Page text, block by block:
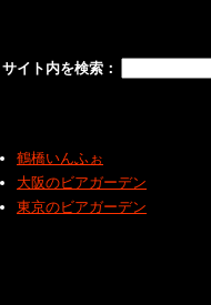
サイト内を検索：
鶴橋いんふぉ
大阪のビアガーデン
東京のビアガーデン